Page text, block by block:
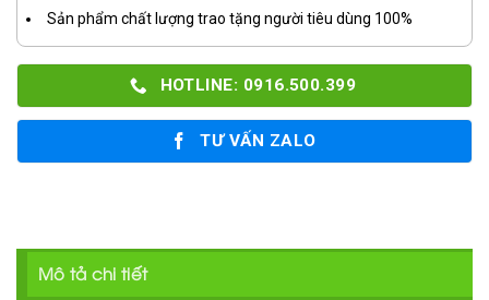
Sản phẩm chất lượng trao tặng người tiêu dùng 100%
HOTLINE: 0916.500.399
TƯ VẤN ZALO
Mô tả chi tiết